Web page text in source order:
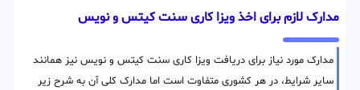
مدارک لازم برای اخذ ویزا کاری سنت کیتس و نویس
مدارک مورد نیاز برای دریافت ویزا کاری سنت کیتس و نویس نیز همانند
سایر شرایط، در هر کشوری متفاوت است اما مدارک کلی آن به شرح زیر